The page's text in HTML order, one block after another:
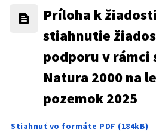
Príloha k
stiahnutie
podporu v rámci
Natura 2000 na
pozemok 2025
Stiahnuť vo formáte PDF (184kB)